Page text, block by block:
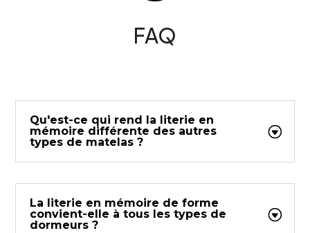
FAQ
Qu'est-ce qui rend la literie en
mémoire différente des autres
types de matelas ?
La literie en mémoire de forme
convient-elle à tous les types de
dormeurs ?